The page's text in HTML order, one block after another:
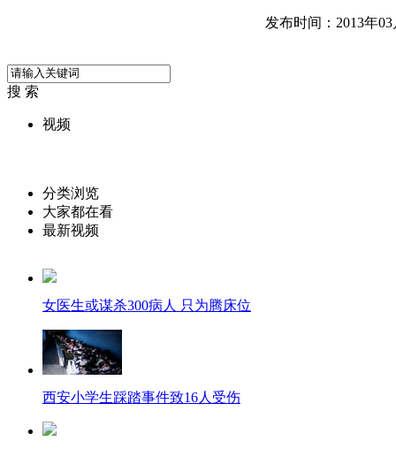
发布时间：2013年03
搜 索
视频
分类浏览
大家都在看
最新视频
女医生或谋杀300病人 只为腾床位
西安小学生踩踏事件致16人受伤